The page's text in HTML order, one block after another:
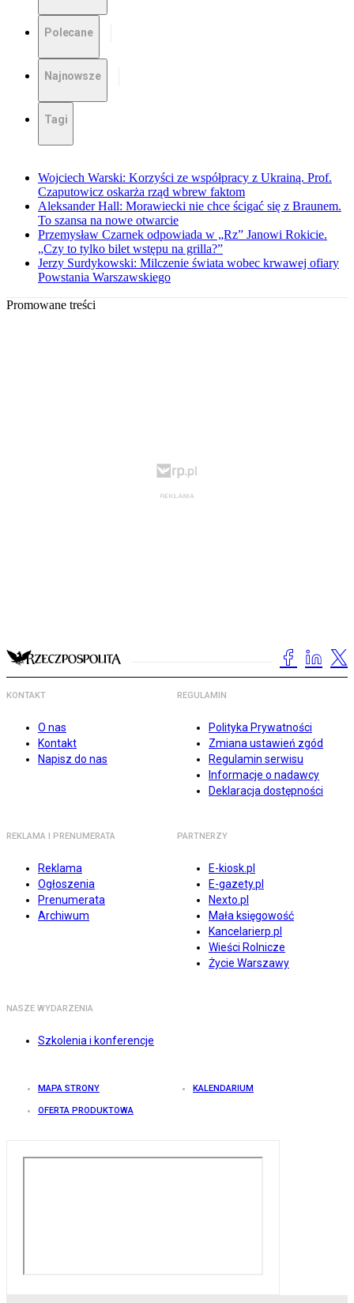
Polecane
Najnowsze
Tagi
Wojciech Warski: Korzyści ze współpracy z Ukrainą. Prof.
Czaputowicz oskarża rząd wbrew faktom
Aleksander Hall: Morawiecki nie chce ścigać się z Braunem.
To szansa na nowe otwarcie
Przemysław Czarnek odpowiada w „Rz” Janowi Rokicie.
„Czy to tylko bilet wstępu na grilla?”
Jerzy Surdykowski: Milczenie świata wobec krwawej ofiary
Powstania Warszawskiego
Promowane treści
KONTAKT
O nas
Kontakt
Napisz do nas
REGULAMIN
Polityka Prywatności
Zmiana ustawień zgód
Regulamin serwisu
Informacje o nadawcy
Deklaracja dostępności
REKLAMA I PRENUMERATA
Reklama
Ogłoszenia
Prenumerata
Archiwum
PARTNERZY
E-kiosk.pl
E-gazety.pl
Nexto.pl
Mała księgowość
Kancelarierp.pl
Wieści Rolnicze
Życie Warszawy
NASZE WYDARZENIA
Szkolenia i konferencje
MAPA STRONY KALENDARIUM
OFERTA PRODUKTOWA